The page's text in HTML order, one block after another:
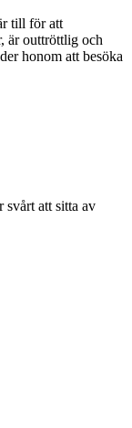
till för att
är outtröttlig och
honom att besöka
svårt att sitta av